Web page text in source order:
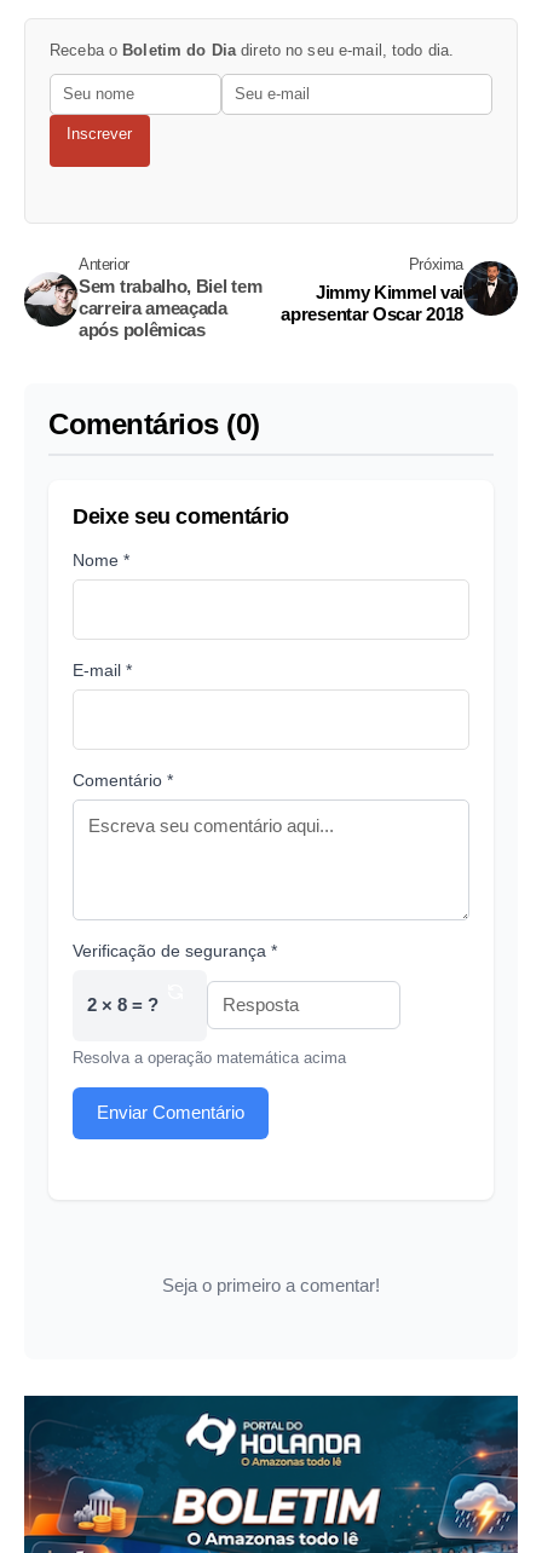
Receba o Boletim do Diadireto no seu e-mail, todo dia.
Inscrever
Anterior
Sem trabalho, Biel tem
carreira ameaçada
após polêmicas
Próxima
Jimmy Kimmel vai
apresentar Oscar 2018
Comentários (0)
Deixe seu comentário
Nome *
E-mail *
Comentário *
Verificação de segurança *
2 × 8 = ?
Resolva a operação matemática acima
Enviar Comentário
Seja o primeiro a comentar!